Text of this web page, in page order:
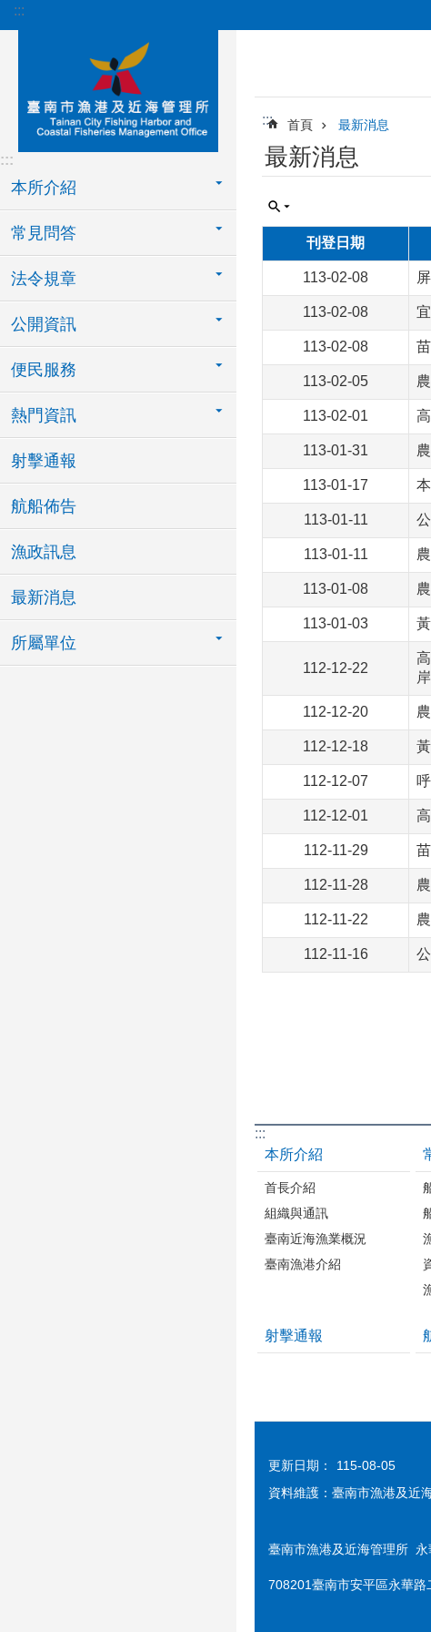
跳到主要內容區塊
:::
:::
本所介紹
常見問答
法令規章
公開資訊
便民服務
熱門資訊
射擊通報
航船佈告
漁政訊息
最新消息
所屬單位
::: 首頁 最新消息
最新消息
刊登日期
113-02-08
113-02-08
113-02-08
113-02-05
113-02-01
113-01-31
113-01-17
113-01-11
113-01-11
113-01-08
113-01-03
112-12-22
112-12-20
112-12-18
112-12-07
112-12-01
112-11-29
112-11-28
112-11-22
112-11-16
:::
本所介紹
首長介紹
組織與通訊
臺南近海漁業概況
臺南漁港介紹
射擊通報
更新日期：
115-08-05
資料維護：臺南市漁港及近
臺南市漁港及近海管理所
708201臺南市安平區永華